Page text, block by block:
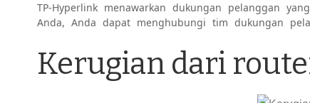
TP-Hyperlink menawarkan dukungan pelanggan
Anda, Anda dapat menghubungi tim dukungan
Kerugian dari